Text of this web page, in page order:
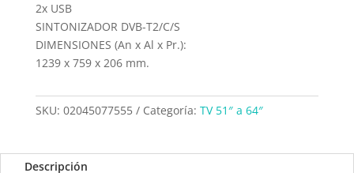
2x USB
SINTONIZADOR DVB-T2/C/S
DIMENSIONES (An x Al x Pr.):
1239 x 759 x 206 mm.
SKU: 02045077555 Categoría: TV 51″ a 64″
Descripción